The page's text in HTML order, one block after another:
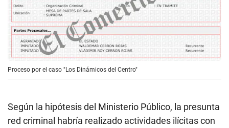
Proceso por el caso "Los Dinámicos del Centro"
Según la hipótesis del Ministerio Público, la presunta
red criminal habría realizado actividades ilícitas con